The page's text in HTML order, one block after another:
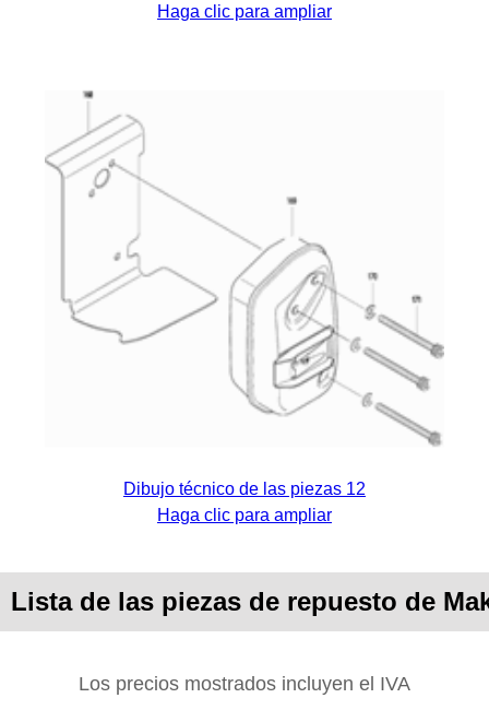
Haga clic para ampliar
Dibujo técnico de las piezas 12
Haga clic para ampliar
Lista de las piezas de repuesto de
Los precios mostrados incluyen el IVA